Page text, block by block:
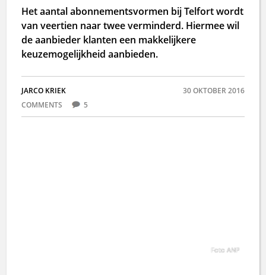
Het aantal abonnementsvormen bij Telfort wordt
van veertien naar twee verminderd. Hiermee wil
de aanbieder klanten een makkelijkere
keuzemogelijkheid aanbieden.
JARCO KRIEK
30 OKTOBER 2016
COMMENTS
5
Foto ANP